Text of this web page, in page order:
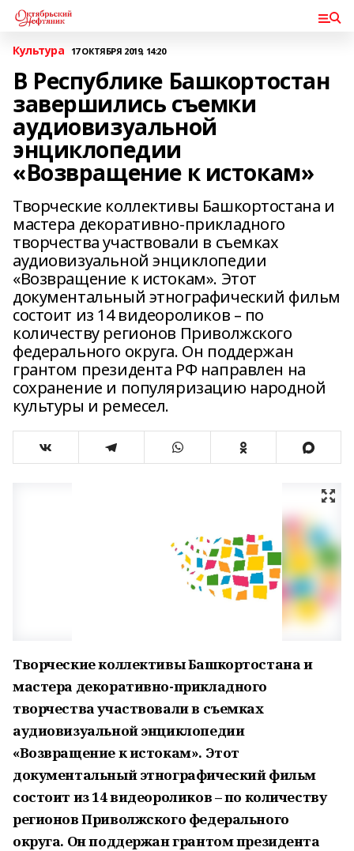
Культура 17 ОКТЯБРЯ 2019, 14:20
В Республике Башкортостан
завершились съемки
аудиовизуальной
энциклопедии
«Возвращение к истокам»
Творческие коллективы Башкортостана и
мастера декоративно-прикладного
творчества участвовали в съемках
аудиовизуальной энциклопедии
«Возвращение к истокам». Этот
документальный этнографический фильм
состоит из 14 видеороликов – по
количеству регионов Приволжского
федерального округа. Он поддержан
грантом президента РФ направлен на
сохранение и популяризацию народной
культуры и ремесел.
Творческие коллективы Башкортостана и
мастера декоративно-прикладного
творчества участвовали в съемках
аудиовизуальной энциклопедии
«Возвращение к истокам». Этот
документальный этнографический фильм
состоит из 14 видеороликов – по количеству
регионов Приволжского федерального
округа. Он поддержан грантом президента